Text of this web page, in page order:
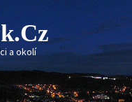
a okolí